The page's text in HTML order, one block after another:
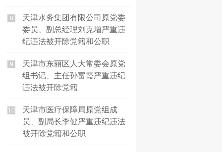
8
天津水务集团有限公司原党委
委员、副总经理刘克增严重违
纪违法被开除党籍和公职
9
天津市东丽区人大常委会原党
组书记、主任孙富霞严重违纪
违法被开除党籍
10
天津市医疗保障局原党组成
员、副局长李健严重违纪违法
被开除党籍和公职